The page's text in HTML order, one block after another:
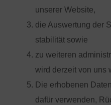
unserer Website,
die Auswertung der
stabilität sowie
zu weiteren
wird derzeit von uns
Die erhobenen
dafür verwenden,